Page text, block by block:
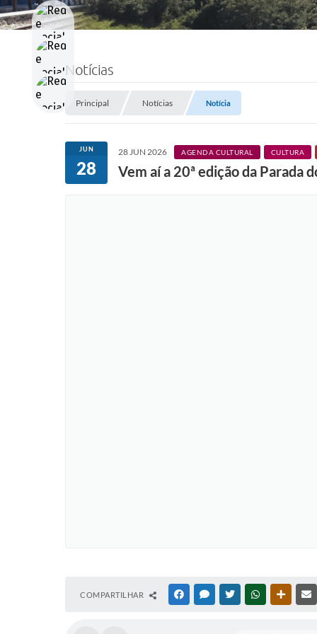
Notícias
Principal Notícias Notícia
JUN
28
28 JUN 2026 AGENDA CULTURAL CULTURA
Vem aí a 20ª edição da Parada
COMPARTILHAR FACEBOOKMESSENGER
TWITTERWHATSAPP